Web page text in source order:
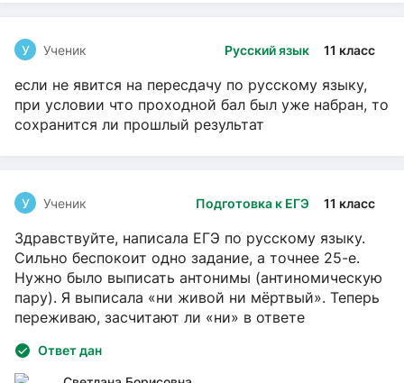
Русский язык 11 класс
У Ученик
если не явится на пересдачу по русскому языку,
при условии что проходной бал был уже набран, то
сохранится ли прошлый результат
Подготовка к ЕГЭ 11 класс
У Ученик
Здравствуйте, написала ЕГЭ по русскому языку.
Сильно беспокоит одно задание, а точнее 25-е.
Нужно было выписать антонимы (антиномическую
пару). Я выписала «ни живой ни мёртвый». Теперь
переживаю, засчитают ли «ни» в ответе
Ответ дан